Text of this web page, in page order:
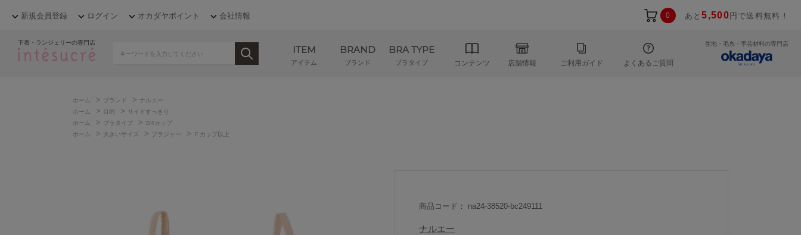
新規会員登録 ログイン オカダヤポイント 会社情報 0 あと5,500 円で送料無料！
下着・ランジェリーの専門店
ITEM
アイテム
BRAND
ブランド
BRA TYPE
ブラタイプ コンテンツ 店舗情報 ご利用ガイド よくあるご質問
生地・毛糸・手芸材料の専門店
ホーム > ブランド > ナルエー
ホーム
> 目的 > サイドすっきり
ホーム
> ブラタイプ > 3/4カップ
ホーム
> 大きいサイズ > ブラジャー > Ｆカップ以上
商品コード： na24-38520-bc249111
ナルエー